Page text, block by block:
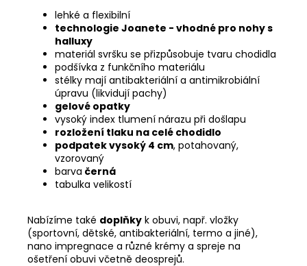
lehké a flexibilní
technologie Joanete - vhodné pro nohy s
halluxy
materiál svršku se přizpůsobuje tvaru chodidla
podšívka z funkčního materiálu
stélky mají antibakteriální a antimikrobiální
úpravu (likvidují pachy)
gelové opatky
vysoký index tlumení nárazu při došlapu
rozložení tlaku na celé chodidlo
podpatek vysoký 4 cm, potahovaný,
vzorovaný
barva černá
tabulka velikostí
Nabízíme také doplňky k obuvi, např. vložky
(sportovní, dětské, antibakteriální, termo a jiné),
nano impregnace a různé krémy a spreje na
ošetření obuvi včetně deosprejů.